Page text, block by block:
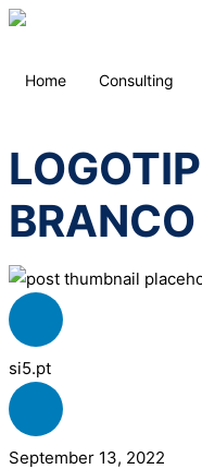
Home Consulting
BRANCO
si5.pt
September 13, 2022